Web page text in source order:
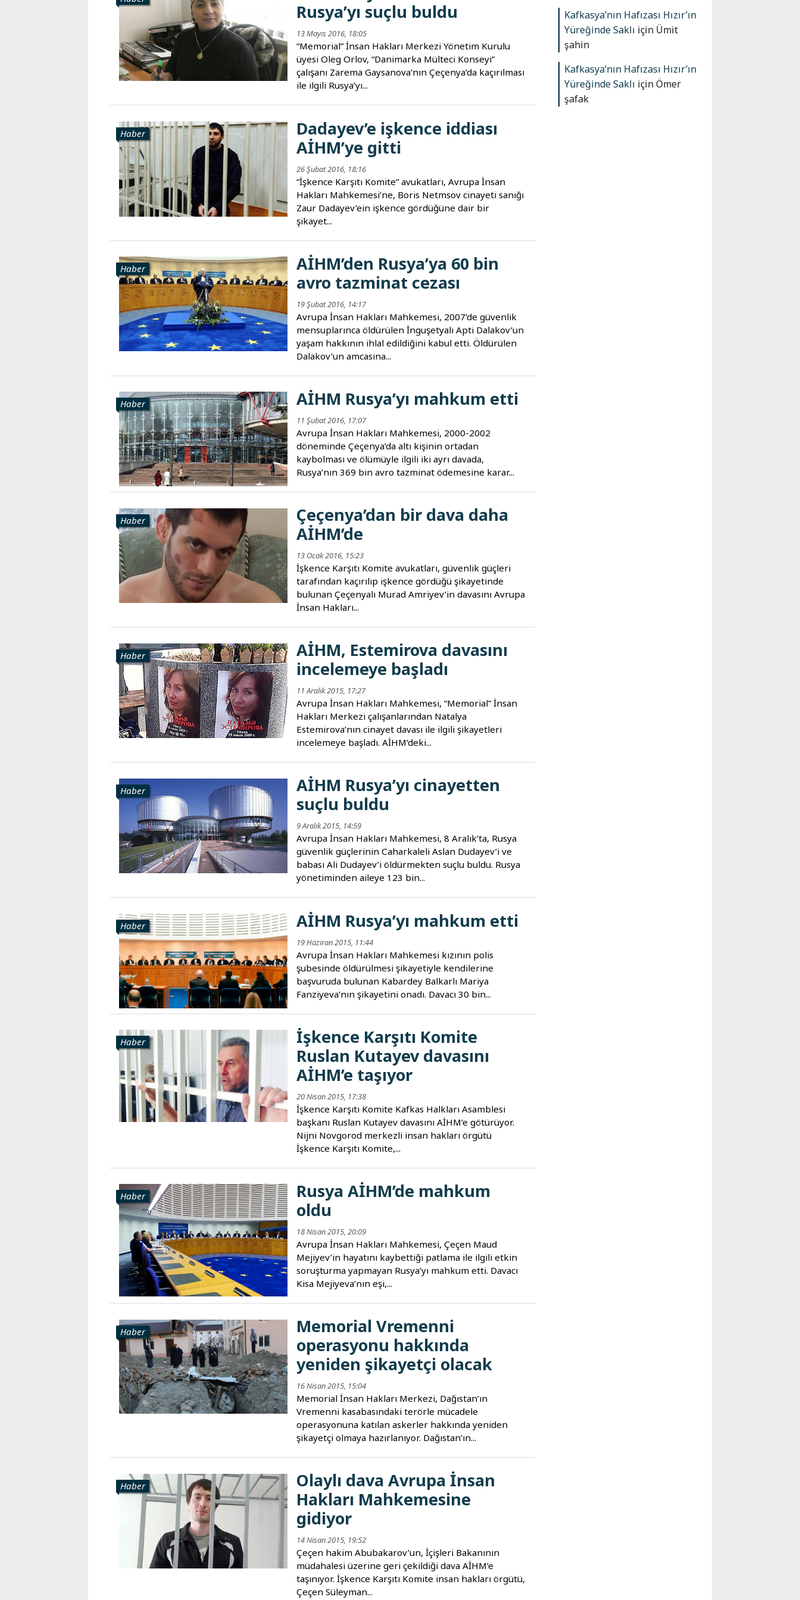
Çerkes
Krasnodar
Kray
Kuzey
Osetya
Rusya’yı suçlu buldu
13 Mayıs 2016, 18:05
“Memorial” İnsan Hakları Merkezi Yönetim Kurulu
üyesi Oleg Orlov, “Danimarka Mülteci Konseyi”
çalışanı Zarema Gaysanova’nın Çeçenya’da kaçırılması
ile ilgili Rusya’yı...
Haber
Dadayev’e işkence iddiası
AİHM’ye gitti
26 Şubat 2016, 18:16
“İşkence Karşıtı Komite” avukatları, Avrupa İnsan
Hakları Mahkemesi’ne, Boris Netmsov cinayeti sanığı
Zaur Dadayev’ein işkence gördüğüne dair bir
şikayet...
Haber
AİHM’den Rusya’ya 60 bin
avro tazminat cezası
19 Şubat 2016, 14:17
Avrupa İnsan Hakları Mahkemesi, 2007’de güvenlik
mensuplarınca öldürülen İnguşetyalı Apti Dalakov’un
yaşam hakkının ihlal edildiğini kabul etti. Öldürülen
Dalakov’un amcasına...
Haber AİHM Rusya’yı mahkum etti
11 Şubat 2016, 17:07
Avrupa İnsan Hakları Mahkemesi, 2000-2002
döneminde Çeçenya’da altı kişinin ortadan
kaybolması ve ölümüyle ilgili iki ayrı davada,
Rusya’nın 369 bin avro tazminat ödemesine karar...
Haber
Çeçenya’dan bir dava daha
AİHM’de
13 Ocak 2016, 15:23
İşkence Karşıtı Komite avukatları, güvenlik güçleri
tarafından kaçırılıp işkence gördüğü şikayetinde
bulunan Çeçenyalı Murad Amriyev’in davasını Avrupa
İnsan Hakları...
Haber
AİHM, Estemirova davasını
incelemeye başladı
11 Aralık 2015, 17:27
Avrupa İnsan Hakları Mahkemesi, “Memorial” İnsan
Hakları Merkezi çalışanlarından Natalya
Estemirova’nın cinayet davası ile ilgili şikayetleri
incelemeye başladı. AİHM’deki...
Haber
AİHM Rusya’yı cinayetten
suçlu buldu
9 Aralık 2015, 14:59
Avrupa İnsan Hakları Mahkemesi, 8 Aralık’ta, Rusya
güvenlik güçlerinin Caharkaleli Aslan Dudayev’i ve
babası Ali Dudayev’i öldürmekten suçlu buldu. Rusya
yönetiminden aileye 123 bin...
Haber AİHM Rusya’yı mahkum etti
19 Haziran 2015, 11:44
Avrupa İnsan Hakları Mahkemesi kızının polis
şubesinde öldürülmesi şikayetiyle kendilerine
başvuruda bulunan Kabardey Balkarlı Mariya
Fanziyeva’nın şikayetini onadı. Davacı 30 bin...
Haber
İşkence Karşıtı Komite
Ruslan Kutayev davasını
AİHM’e taşıyor
20 Nisan 2015, 17:38
İşkence Karşıtı Komite Kafkas Halkları Asamblesi
başkanı Ruslan Kutayev davasını AİHM’e götürüyor.
Nijni Novgorod merkezli insan hakları örgütü
İşkence Karşıtı Komite,...
Haber
Rusya AİHM’de mahkum
oldu
18 Nisan 2015, 20:09
Avrupa İnsan Hakları Mahkemesi, Çeçen Maud
Mejiyev’in hayatını kaybettiği patlama ile ilgili etkin
soruşturma yapmayan Rusya’yı mahkum etti. Davacı
Kisa Mejiyeva’nın eşi,...
Haber
Memorial Vremenni
operasyonu hakkında
yeniden şikayetçi olacak
16 Nisan 2015, 15:04
Memorial İnsan Hakları Merkezi, Dağıstan’ın
Vremenni kasabasındaki terörle mücadele
operasyonuna katılan askerler hakkında yeniden
şikayetçi olmaya hazırlanıyor. Dağıstan’ın...
Haber
Olaylı dava Avrupa İnsan
Hakları Mahkemesine
gidiyor
14 Nisan 2015, 19:52
Çeçen hakim Abubakarov’un, İçişleri Bakanının
müdahalesi üzerine geri çekildiği dava AİHM’e
taşınıyor. İşkence Karşıtı Komite insan hakları örgütü,
Çeçen Süleyman...
Kafkasya’nın Hafızası Hızır’ın
Yüreğinde Saklı için Ümit
şahin
Kafkasya’nın Hafızası Hızır’ın
Yüreğinde Saklı içinÖmer
şafak